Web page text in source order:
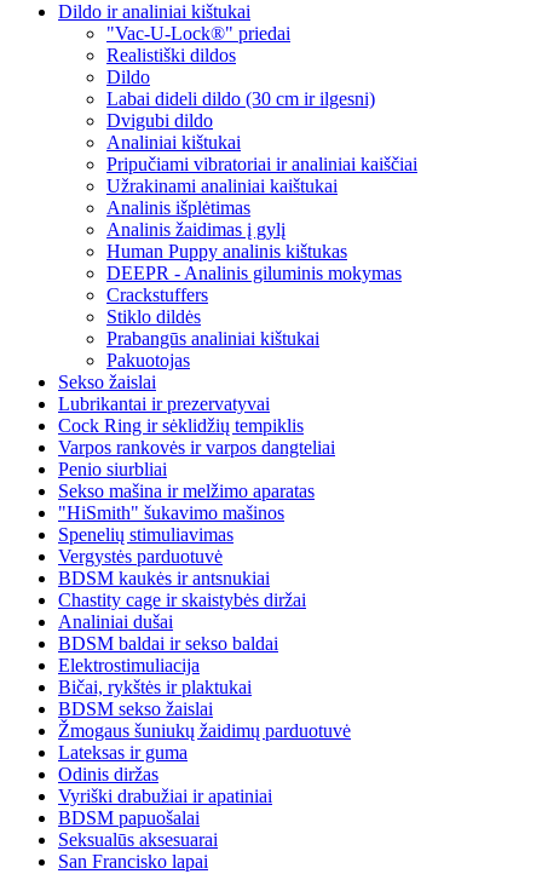
Dildo ir analiniai kištukai
"Vac-U-Lock®" priedai
Realistiški dildos
Dildo
Labai dideli dildo (30 cm ir ilgesni)
Dvigubi dildo
Analiniai kištukai
Pripučiami vibratoriai ir analiniai kaiščiai
Užrakinami analiniai kaištukai
Analinis išplėtimas
Analinis žaidimas į gylį
Human Puppy analinis kištukas
DEEPR - Analinis giluminis mokymas
Crackstuffers
Stiklo dildės
Prabangūs analiniai kištukai
Pakuotojas
Sekso žaislai
Lubrikantai ir prezervatyvai
Cock Ring ir sėklidžių tempiklis
Varpos rankovės ir varpos dangteliai
Penio siurbliai
Sekso mašina ir melžimo aparatas
"HiSmith" šukavimo mašinos
Spenelių stimuliavimas
Vergystės parduotuvė
BDSM kaukės ir antsnukiai
Chastity cage ir skaistybės diržai
Analiniai dušai
BDSM baldai ir sekso baldai
Elektrostimuliacija
Bičai, rykštės ir plaktukai
BDSM sekso žaislai
Žmogaus šuniukų žaidimų parduotuvė
Lateksas ir guma
Odinis diržas
Vyriški drabužiai ir apatiniai
BDSM papuošalai
Seksualūs aksesuarai
San Francisko lapai